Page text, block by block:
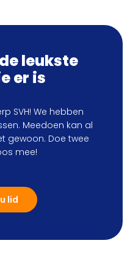
leukste
er is
SVH! We hebben
Meedoen kan al
gewoon. Doe twee
mee!
lid